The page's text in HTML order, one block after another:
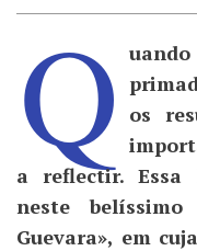
Q
os
a reflectir. Essa
neste
Guevara», em